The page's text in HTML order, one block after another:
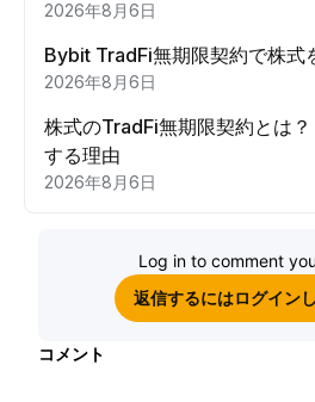
2026年8月6日
Bybit TradFi無期限契約で株式
2026年8月6日
株式のTradFi無期限契約とは
する理由
2026年8月6日
Log in to comment
返信するにはログイン
コメント